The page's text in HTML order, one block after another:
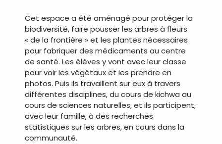
Cet espace a été aménagé pour protéger la
biodiversité, faire pousser les arbres à fleurs
« de la frontière » et les plantes nécessaires
pour fabriquer des médicaments au centre
de santé. Les élèves y vont avec leur classe
pour voir les végétaux et les prendre en
photos. Puis ils travaillent sur eux à travers
différentes disciplines, du cours de kichwa au
cours de sciences naturelles, et ils participent,
avec leur famille, à des recherches
statistiques sur les arbres, en cours dans la
communauté.